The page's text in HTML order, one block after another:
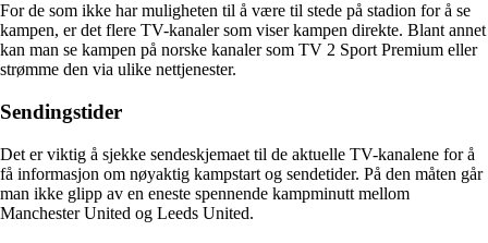
For de som ikke har muligheten til å være til stede på stadion for å se
kampen, er det flere TV-kanaler som viser kampen direkte. Blant annet
kan man se kampen på norske kanaler som TV 2 Sport Premium eller
strømme den via ulike nettjenester.
Sendingstider
Det er viktig å sjekke sendeskjemaet til de aktuelle TV-kanalene for å
få informasjon om nøyaktig kampstart og sendetider. På den måten går
man ikke glipp av en eneste spennende kampminutt mellom
Manchester United og Leeds United.